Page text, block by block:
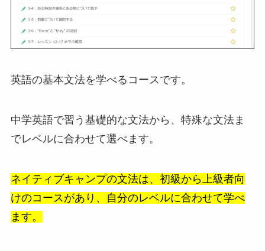
英語の基本文法を学べるコースです。
中学英語で習う基礎的な文法から、特殊な文法ま
でレベルに合わせて選べます。
ネイティブキャンプの文法は、初級から上級者向
けのコースがあり、自分のレベルに合わせて学べ
ます。